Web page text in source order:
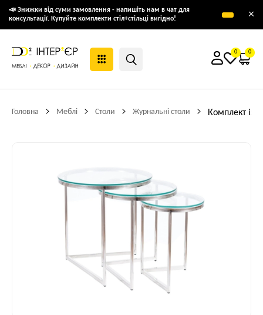
📣 Знижки від суми замовлення - напишіть нам в чат для
консультації. Купуйте комплекти стіл+стільці вигідно!
×
0 0
Головна Меблі Столи Журнальні столи Комплект із